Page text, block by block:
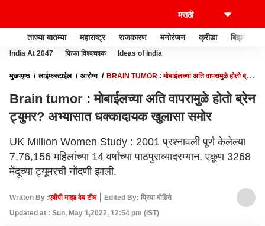
ताज्या बातम्या महाराष्ट्र राजकारण मनोरंजन क्रीडा बिझनेस
India At 2047 फिफा विश्वचषक Ideas of India
मुख्यपृष्ठ लाईफस्टाईल आरोग्य
BRAIN TUMOR : मोबाईलच्या अति वापरामुळे होतो ब्रेन
Brain tumor : मोबाईलच्या अति वापरामुळे होतो ब्रेन
ट्युमर? अभ्यासात धक्कादायक खुलासा समोर
UK Million Women Study : 2001 प्रश्नावली पूर्ण केलेल्या
7,76,156 महिलांच्या 14 वर्षांच्या पाठपुराव्यादरम्यान, एकूण 3268
मेंदूच्या ट्यूमरची नोंदणी झाली.
Written By :एबीपी माझा वेब टीम
Edited By: प्रिया मोहिते
Updated at : Sun, May 1,2022, 12:54 pm (IST)